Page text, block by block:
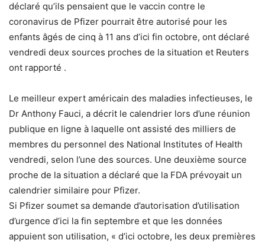
déclaré qu’ils pensaient que le vaccin contre le
coronavirus de Pfizer pourrait être autorisé pour les
enfants âgés de cinq à 11 ans d’ici fin octobre, ont déclaré
vendredi deux sources proches de la situation et Reuters
ont rapporté .
Le meilleur expert américain des maladies infectieuses, le
Dr Anthony Fauci, a décrit le calendrier lors d’une réunion
publique en ligne à laquelle ont assisté des milliers de
membres du personnel des National Institutes of Health
vendredi, selon l’une des sources. Une deuxième source
proche de la situation a déclaré que la FDA prévoyait un
calendrier similaire pour Pfizer.
Si Pfizer soumet sa demande d’autorisation d’utilisation
d’urgence d’ici la fin septembre et que les données
appuient son utilisation, « d’ici octobre, les deux premières